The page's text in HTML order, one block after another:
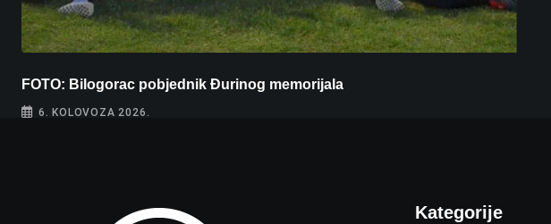
FOTO: Bilogorac pobjednik Đurinog memorijala
6. KOLOVOZA 2026.
Kategorije